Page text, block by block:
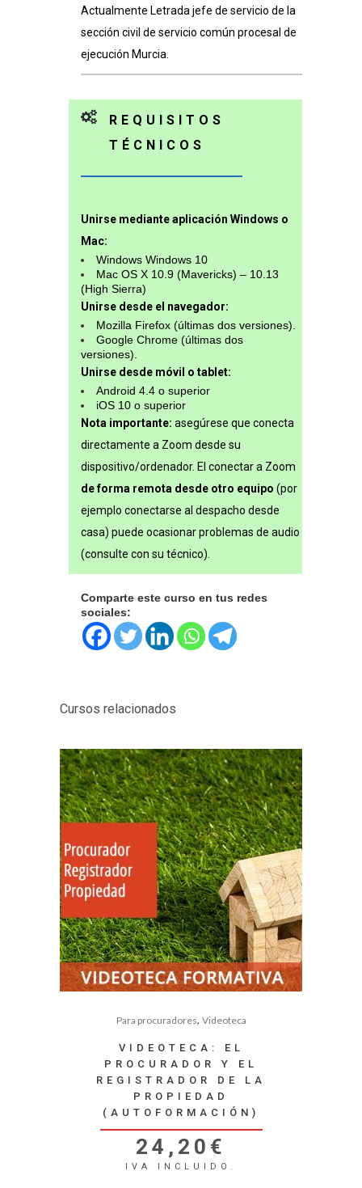
Actualmente Letrada jefe de servicio de la
sección civil de servicio común procesal de
ejecución Murcia.
REQUISITOS
TÉCNICOS
Unirse mediante aplicación Windows o
Mac:
Windows Windows 10
Mac OS X 10.9 (Mavericks) – 10.13
(High Sierra)
Unirse desde el navegador:
Mozilla Firefox (últimas dos versiones).
Google Chrome (últimas dos
versiones).
Unirse desde móvil o tablet:
Android 4.4 o superior
iOS 10 o superior
Nota importante: asegúrese que conecta
directamente a Zoom desde su
dispositivo/ordenador. El conectar a Zoom
de forma remota desde otro equipo (por
ejemplo conectarse al despacho desde
casa) puede ocasionar problemas de audio
(consulte con su técnico).
Comparte este curso en tus redes
sociales:
Cursos relacionados
Para procuradores, Videoteca
VIDEOTECA: EL
PROCURADOR Y EL
REGISTRADOR DE LA
PROPIEDAD
(AUTOFORMACIÓN)
24,20 €
IVA INCLUIDO.